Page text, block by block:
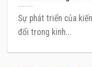
Sự phát triển của
đổi trong kinh...